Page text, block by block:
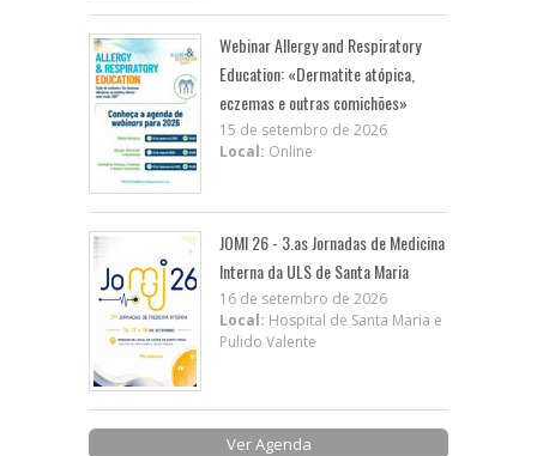
Webinar Allergy and Respiratory
Education: «Dermatite atópica,
eczemas e outras comichões»
15 de setembro de 2026
Local: Online
JOMI 26 - 3.as Jornadas de Medicina
Interna da ULS de Santa Maria
16 de setembro de 2026
Local: Hospital de Santa Maria e
Pulido Valente
Ver Agenda